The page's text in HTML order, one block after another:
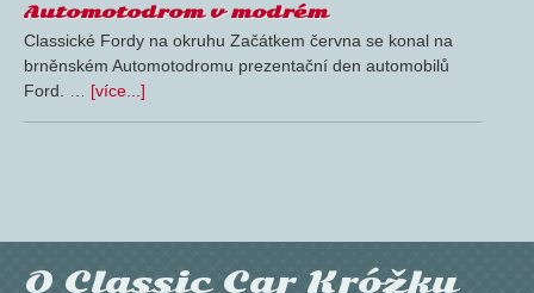
Automotodrom v modrém
Classické Fordy na okruhu Začátkem června se konal na
brněnském Automotodromu prezentační den automobilů
Ford. … [více...]
O Classic Car Króžku